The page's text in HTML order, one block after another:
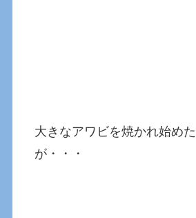
大きなアワビを焼かれ始め
が・・・